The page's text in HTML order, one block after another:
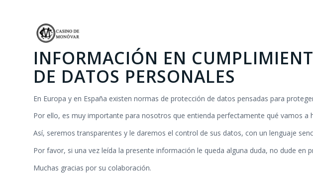
INFORMACIÓN EN
DE DATOS PERSONALES
En Europa y en España existen normas de protección de datos pensadas para
Por ello, es muy importante para nosotros que entienda perfectamente qué vamos a
Así, seremos transparentes y le daremos el control de sus datos, con un lenguaje
Por favor, si una vez leída la presente información le queda alguna duda, no dude en
Muchas gracias por su colaboración.